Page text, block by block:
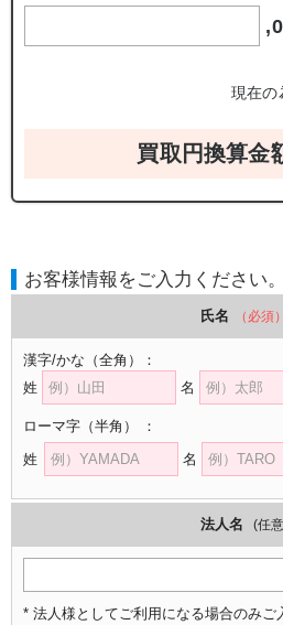
現在の
買取円換算金
お客様情報をご入力ください。
氏名 （必須）
漢字/かな （全角）
：
姓
名
ローマ字 （半角）
：
姓
名
法人名 (任
* 法人様としてご利用になる場合のみご